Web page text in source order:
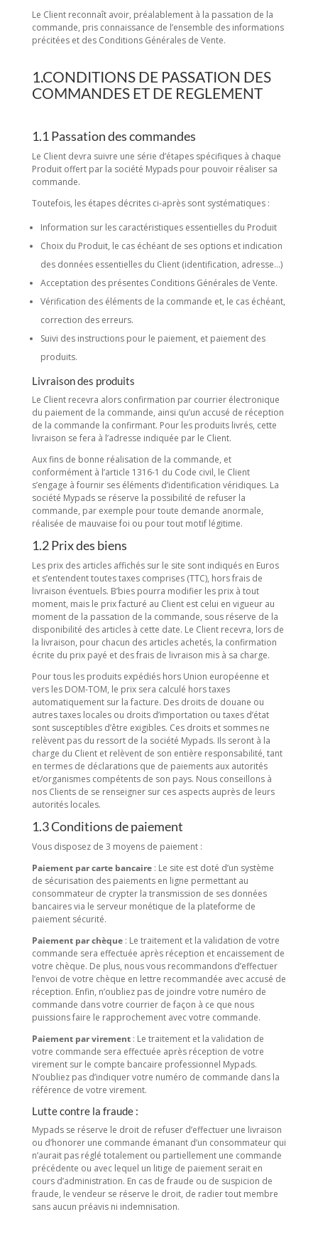
Le Client reconnaît avoir, préalablement à la passation de la
commande, pris connaissance de l’ensemble des informations
précitées et des Conditions Générales de Vente.
1.CONDITIONS DE PASSATION DES
COMMANDES ET DE REGLEMENT
1.1 Passation des commandes
Le Client devra suivre une série d’étapes spécifiques à chaque
Produit offert par la société Mypads pour pouvoir réaliser sa
commande.
Toutefois, les étapes décrites ci-après sont systématiques :
Information sur les caractéristiques essentielles du Produit
Choix du Produit, le cas échéant de ses options et indication
des données essentielles du Client (identification, adresse…)
Acceptation des présentes Conditions Générales de Vente.
Vérification des éléments de la commande et, le cas échéant,
correction des erreurs.
Suivi des instructions pour le paiement, et paiement des
produits.
Livraison des produits
Le Client recevra alors confirmation par courrier électronique
du paiement de la commande, ainsi qu’un accusé de réception
de la commande la confirmant. Pour les produits livrés, cette
livraison se fera à l’adresse indiquée par le Client.
Aux fins de bonne réalisation de la commande, et
conformément à l’article 1316-1 du Code civil, le Client
s’engage à fournir ses éléments d’identification véridiques. La
société Mypads se réserve la possibilité de refuser la
commande, par exemple pour toute demande anormale,
réalisée de mauvaise foi ou pour tout motif légitime.
1.2 Prix des biens
Les prix des articles affichés sur le site sont indiqués en Euros
et s’entendent toutes taxes comprises (TTC), hors frais de
livraison éventuels. B’bies pourra modifier les prix à tout
moment, mais le prix facturé au Client est celui en vigueur au
moment de la passation de la commande, sous réserve de la
disponibilité des articles à cette date. Le Client recevra, lors de
la livraison, pour chacun des articles achetés, la confirmation
écrite du prix payé et des frais de livraison mis à sa charge.
Pour tous les produits expédiés hors Union européenne et
vers les DOM-TOM, le prix sera calculé hors taxes
automatiquement sur la facture. Des droits de douane ou
autres taxes locales ou droits d’importation ou taxes d’état
sont susceptibles d’être exigibles. Ces droits et sommes ne
relèvent pas du ressort de la société Mypads. Ils seront à la
charge du Client et relèvent de son entière responsabilité, tant
en termes de déclarations que de paiements aux autorités
et/organismes compétents de son pays. Nous conseillons à
nos Clients de se renseigner sur ces aspects auprès de leurs
autorités locales.
1.3 Conditions de paiement
Vous disposez de 3 moyens de paiement :
Paiement par carte bancaire: Le site est doté d’un système
de sécurisation des paiements en ligne permettant au
consommateur de crypter la transmission de ses données
bancaires via le serveur monétique de la plateforme de
paiement sécurité.
Paiement par chèque: Le traitement et la validation de votre
commande sera effectuée après réception et encaissement de
votre chèque. De plus, nous vous recommandons d’effectuer
l’envoi de votre chèque en lettre recommandée avec accusé de
réception. Enfin, n’oubliez pas de joindre votre numéro de
commande dans votre courrier de façon à ce que nous
puissions faire le rapprochement avec votre commande.
Paiement par virement: Le traitement et la validation de
votre commande sera effectuée après réception de votre
virement sur le compte bancaire professionnel Mypads.
N’oubliez pas d’indiquer votre numéro de commande dans la
référence de votre virement.
Lutte contre la fraude :
Mypads se réserve le droit de refuser d’effectuer une livraison
ou d’honorer une commande émanant d’un consommateur qui
n’aurait pas réglé totalement ou partiellement une commande
précédente ou avec lequel un litige de paiement serait en
cours d’administration. En cas de fraude ou de suspicion de
fraude, le vendeur se réserve le droit, de radier tout membre
sans aucun préavis ni indemnisation.